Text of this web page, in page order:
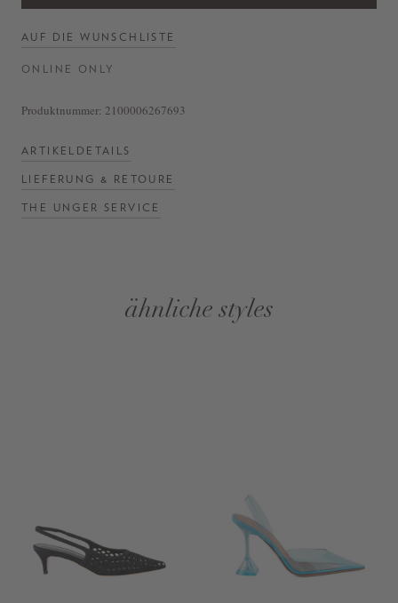
AUF DIE WUNSCHLISTE
ONLINE ONLY
Produktnummer: 2100006267693
ARTIKELDETAILS
LIEFERUNG & RETOURE
THE UNGER SERVICE
ähnliche styles